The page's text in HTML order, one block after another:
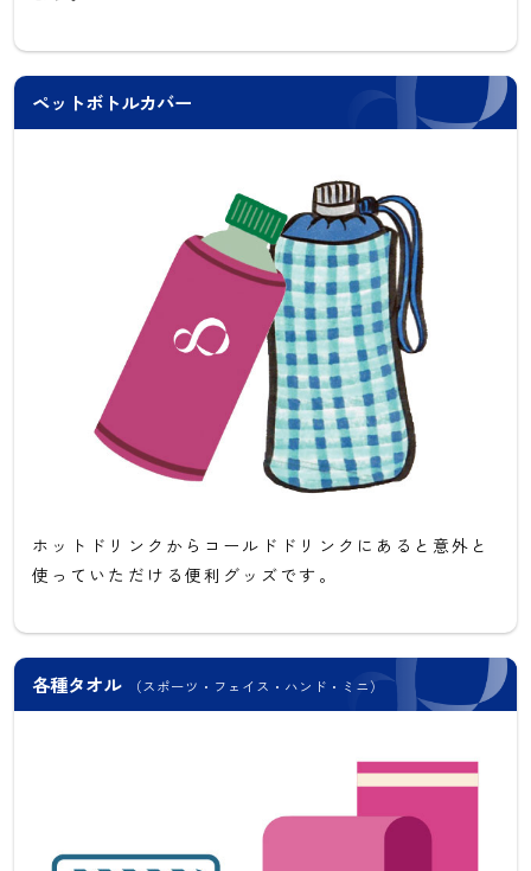
ペットボトルカバー
ホットドリンクからコールドドリンクにあると意外と
使っていただける便利グッズです。
各種タオル （スポーツ・フェイス・ハンド・ミニ）